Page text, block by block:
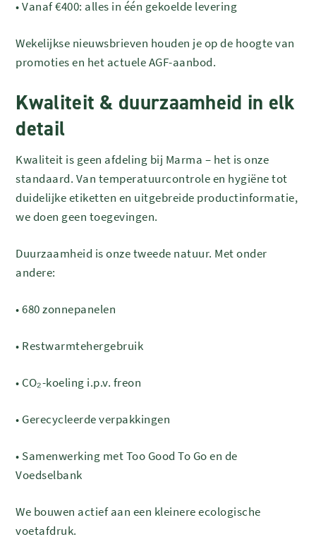
• Vanaf €400: alles in één gekoelde levering
Wekelijkse nieuwsbrieven houden je op de hoogte van
promoties en het actuele AGF-aanbod.
Kwaliteit & duurzaamheid in elk
detail
Kwaliteit is geen afdeling bij Marma – het is onze
standaard. Van temperatuurcontrole en hygiëne tot
duidelijke etiketten en uitgebreide productinformatie,
we doen geen toegevingen.
Duurzaamheid is onze tweede natuur. Met onder
andere:
• 680 zonnepanelen
• Restwarmtehergebruik
• CO₂-koeling i.p.v. freon
• Gerecycleerde verpakkingen
• Samenwerking met Too Good To Go en de
Voedselbank
We bouwen actief aan een kleinere ecologische
voetafdruk.